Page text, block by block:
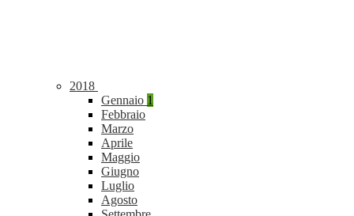
2018
Gennaio 1
Febbraio
Marzo
Aprile
Maggio
Giugno
Luglio
Agosto